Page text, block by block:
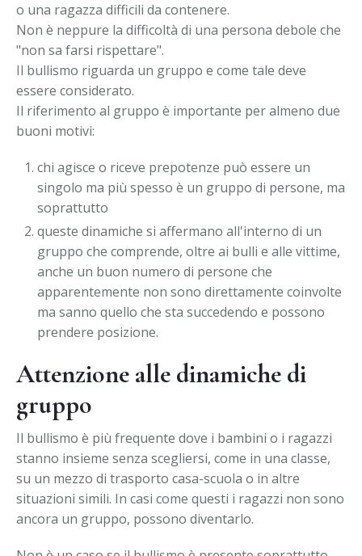
o una ragazza difficili da contenere.
Non è neppure la difficoltà di una persona debole che
"non sa farsi rispettare".
Il bullismo riguarda un gruppo e come tale deve
essere considerato.
Il riferimento al gruppo è importante per almeno due
buoni motivi:
chi agisce o riceve prepotenze può essere un
singolo ma più spesso è un gruppo di persone, ma
soprattutto
queste dinamiche si affermano all'interno di un
gruppo che comprende, oltre ai bulli e alle vittime,
anche un buon numero di persone che
apparentemente non sono direttamente coinvolte
ma sanno quello che sta succedendo e possono
prendere posizione.
Attenzione alle dinamiche di
gruppo
Il bullismo è più frequente dove i bambini o i ragazzi
stanno insieme senza scegliersi, come in una classe,
su un mezzo di trasporto casa-scuola o in altre
situazioni simili. In casi come questi i ragazzi non sono
ancora un gruppo, possono diventarlo.